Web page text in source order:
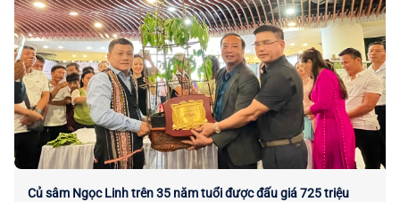
Củ sâm Ngọc Linh trên 35 năm tuổi được đấu giá 725 triệu